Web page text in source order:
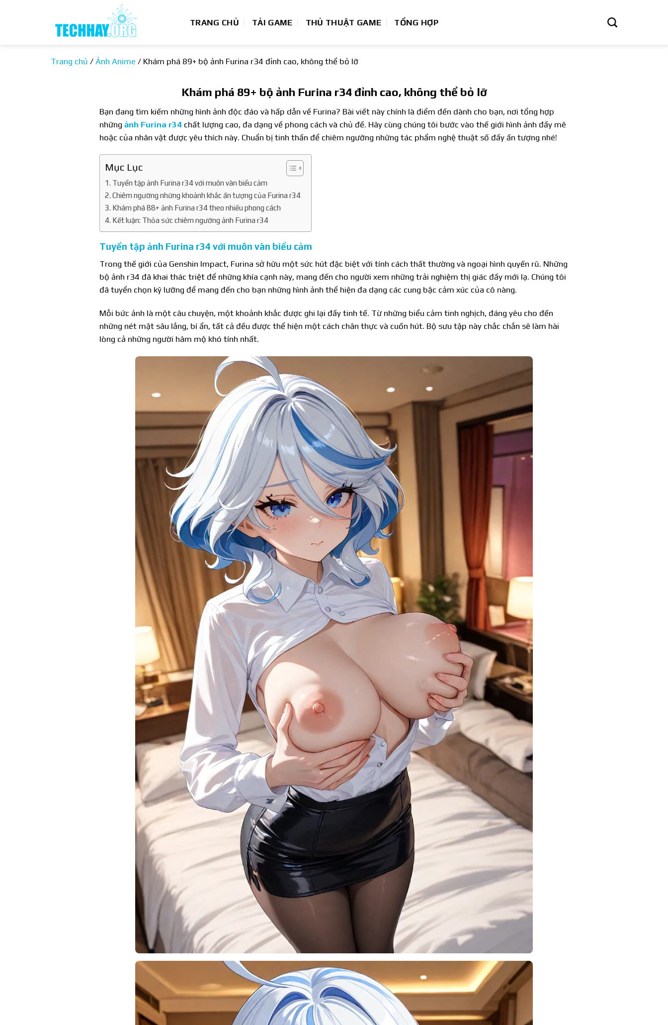
TRANG CHỦ TẢI GAME THỦ THUẬT GAME TỔNG HỢP
Trang chủ / Ảnh Anime / Khám phá 89+ bộ ảnh Furina r34 đỉnh cao, không thể bỏ lỡ
Khám phá 89+ bộ ảnh Furina r34 đỉnh cao, không thể bỏ lỡ
Bạn đang tìm kiếm những hình ảnh độc đáo và hấp dẫn về Furina? Bài viết này chính là điểm đến dành cho bạn, nơi tổng hợp
những ảnh Furina r34chất lượng cao, đa dạng về phong cách và chủ đề. Hãy cùng chúng tôi bước vào thế giới hình ảnh đầy mê
hoặc của nhân vật được yêu thích này. Chuẩn bị tinh thần để chiêm ngưỡng những tác phẩm nghệ thuật số đầy ấn tượng nhé!
Mục Lục
Tuyển tập ảnh Furina r34 với muôn vàn biểu cảm
Chiêm ngưỡng những khoảnh khắc ấn tượng của Furina r34
Khám phá 88+ ảnh Furina r34 theo nhiều phong cách
Kết luận: Thỏa sức chiêm ngưỡng ảnh Furina r34
Tuyển tập ảnh Furina r34 với muôn vàn biểu cảm
Trong thế giới của Genshin Impact, Furina sở hữu một sức hút đặc biệt với tính cách thất thường và ngoại hình quyến rũ. Những
bộ ảnh r34 đã khai thác triệt để những khía cạnh này, mang đến cho người xem những trải nghiệm thị giác đầy mới lạ. Chúng tôi
đã tuyển chọn kỹ lưỡng để mang đến cho bạn những hình ảnh thể hiện đa dạng các cung bậc cảm xúc của cô nàng.
Mỗi bức ảnh là một câu chuyện, một khoảnh khắc được ghi lại đầy tinh tế. Từ những biểu cảm tinh nghịch, đáng yêu cho đến
những nét mặt sâu lắng, bí ẩn, tất cả đều được thể hiện một cách chân thực và cuốn hút. Bộ sưu tập này chắc chắn sẽ làm hài
lòng cả những người hâm mộ khó tính nhất.